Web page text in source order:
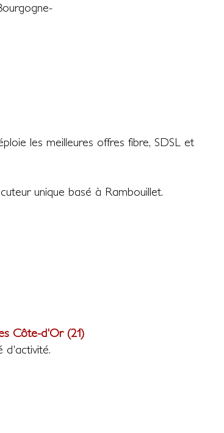
les meilleures offres fibre, SDSL et
unique basé à Rambouillet.
Côte-d'Or (21)
d'activité.